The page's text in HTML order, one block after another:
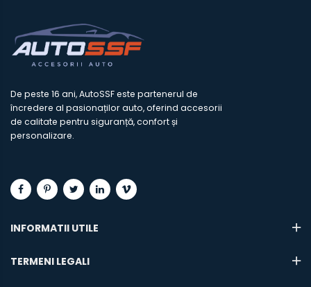
De peste 16 ani, AutoSSF este partenerul de
încredere al pasionaților auto, oferind accesorii
de calitate pentru siguranță, confort și
personalizare.
INFORMATII UTILE
TERMENI LEGALI